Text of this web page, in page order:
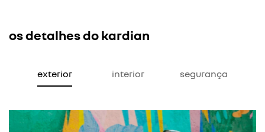
os detalhes do kardian
exterior interior segurança